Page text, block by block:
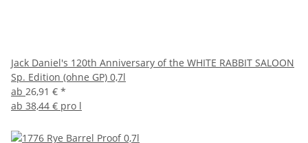
Jack Daniel's 120th Anniversary of the WHITE RABBIT SALOON
Sp. Edition (ohne GP) 0,7l
ab 26,91 € *
ab 38,44 € pro l